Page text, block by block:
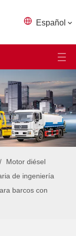
Español
/
Motor diésel
de ingeniería
barcos con